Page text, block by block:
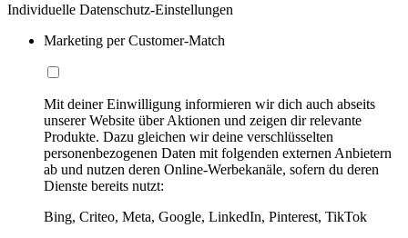
Individuelle Datenschutz-Einstellungen
Marketing per Customer-Match
Mit deiner Einwilligung informieren wir dich auch abseits
unserer Website über Aktionen und zeigen dir relevante
Produkte. Dazu gleichen wir deine verschlüsselten
personenbezogenen Daten mit folgenden externen Anbietern
ab und nutzen deren Online-Werbekanäle, sofern du deren
Dienste bereits nutzt:
Bing, Criteo, Meta, Google, LinkedIn, Pinterest, TikTok